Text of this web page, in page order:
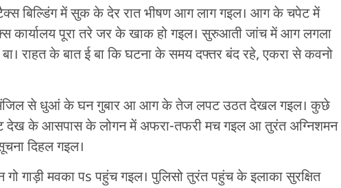
बिल्डिंग में सुक के देर रात भीषण आग लाग गइल। आग के चपेट में
कार्यालय पूरा तरे जर के खाक हो गइल। सुरुआती जांच में आग लगला
राहत के बात ई बा कि घटना के समय दफ्तर बंद रहे, एकरा से कवनो
मंजिल से धुआं के घन गुबार आ आग के तेज लपट उठत देखल गइल। कुछे
के आसपास के लोगन में अफरा-तफरी मच गइल आ तुरंत अग्निशमन
दिहल गइल।
गाड़ी मवका पs पहुंच गइल। पुलिसो तुरंत पहुंच के इलाका सुरक्षित